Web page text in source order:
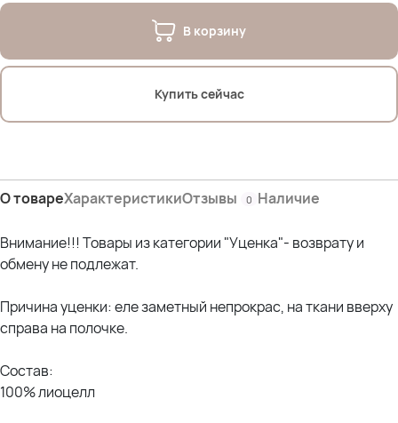
Дл. внеш.- 105 см
Ширина брючины по низу- 40 см В корзину
Купить сейчас
О товареХарактеристикиОтзывы 0 Наличие
Внимание!!! Товары из категории "Уценка"- возврату и
обмену не подлежат.
Причина уценки:елезаметный непрокрас, на ткани вверху
справа на полочке.
Состав:
100% лиоцелл